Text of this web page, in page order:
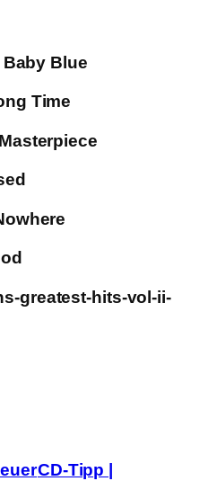
Baby Blue
Time
CD-Tipp |